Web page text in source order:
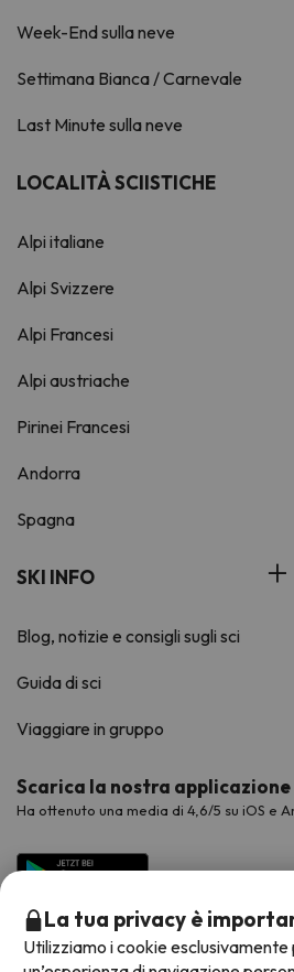
Week-End sulla neve
Settimana Bianca / Carnevale
Last Minute sulla neve
LOCALITÀ SCIISTICHE
Alpi italiane
Alpi Svizzere
Alpi Francesi
Alpi austriache
Pirinei Francesi
Andorra
Spagna
SKI INFO
Blog, notizie e consigli sugli sci
Guida di sci
Viaggiare in gruppo
Scarica la nostra applicazione
Ha ottenuto una media di 4,6/5 su iOS e
La tua privacy è
Utilizziamo i cookie